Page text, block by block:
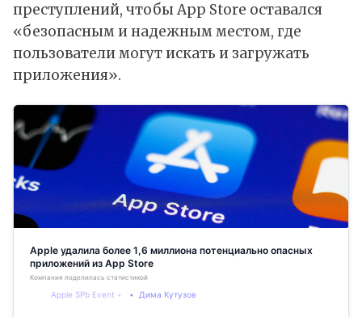
преступлений, чтобы App Store оставался
«безопасным и надежным местом, где
пользователи могут искать и загружать
приложения».
Apple удалила более 1,6 миллиона потенциально опасных
приложений из App Store
Компания поделилась статистикой
Apple SPb Event Дима Кутузов